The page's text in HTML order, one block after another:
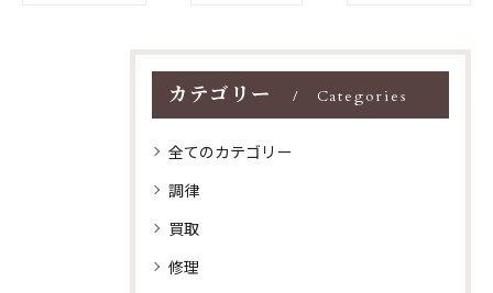
カテゴリー Categories
全てのカテゴリー
調律
買取
修理